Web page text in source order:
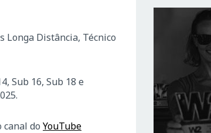
Longa Distância, Técnico
Sub 16, Sub 18 e
canal do YouTube